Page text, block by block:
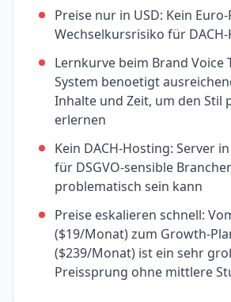
Preise nur in USD: Kein
Wechselkursrisiko für
Lernkurve beim Brand Voice
System benoetigt
Inhalte und Zeit, um den Stil
erlernen
Kein DACH-Hosting: Server
für DSGVO-sensible
problematisch sein kann
Preise eskalieren schnell:
($19/Monat) zum Growth-
($239/Monat) ist ein sehr
Preissprung ohne mittlere